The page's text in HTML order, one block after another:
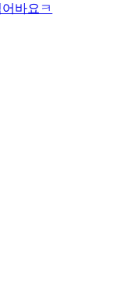
바요ㅋ